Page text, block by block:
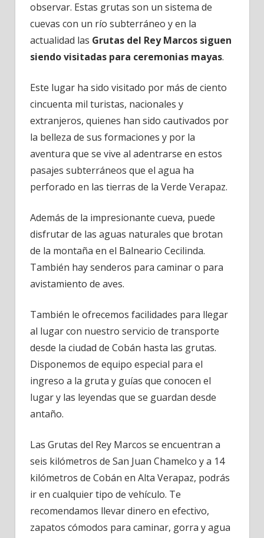
observar. Estas grutas son un sistema de
cuevas con un río subterráneo y en la
actualidad las Grutas del Rey Marcos siguen
siendo visitadas para ceremonias mayas.
Este lugar ha sido visitado por más de ciento
cincuenta mil turistas, nacionales y
extranjeros, quienes han sido cautivados por
la belleza de sus formaciones y por la
aventura que se vive al adentrarse en estos
pasajes subterráneos que el agua ha
perforado en las tierras de la Verde Verapaz.
Además de la impresionante cueva, puede
disfrutar de las aguas naturales que brotan
de la montaña en el Balneario Cecilinda.
También hay senderos para caminar o para
avistamiento de aves.
También le ofrecemos facilidades para llegar
al lugar con nuestro servicio de transporte
desde la ciudad de Cobán hasta las grutas.
Disponemos de equipo especial para el
ingreso a la gruta y guías que conocen el
lugar y las leyendas que se guardan desde
antaño.
Las Grutas del Rey Marcos se encuentran a
seis kilómetros de San Juan Chamelco y a 14
kilómetros de Cobán en Alta Verapaz, podrás
ir en cualquier tipo de vehículo. Te
recomendamos llevar dinero en efectivo,
zapatos cómodos para caminar, gorra y agua